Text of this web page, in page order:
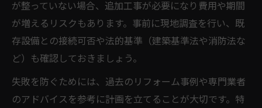
が整っていない場合、追加工事が必要になり費用や期間
が増えるリスクもあります。事前に現地調査を行い、既
存設備との接続可否や法的基準（建築基準法や消防法な
ど）も確認しておきましょう。
失敗を防ぐためには、過去のリフォーム事例や専門業者
のアドバイスを参考に計画を立てることが大切です。特